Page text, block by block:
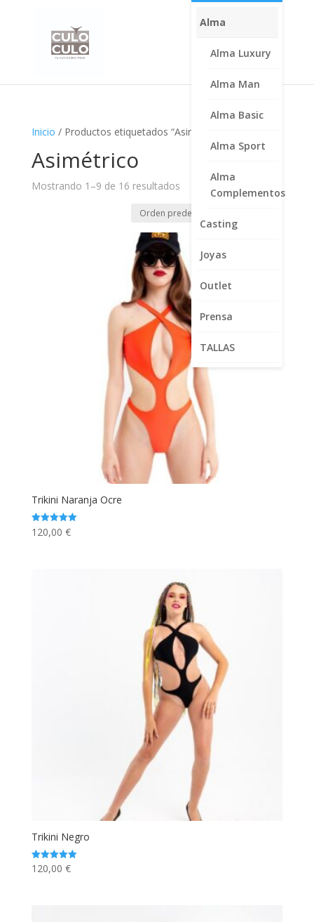
Alma
Alma Luxury
Alma Man
Alma Basic
Alma Sport
Alma
Complementos
Casting
Joyas
Outlet
Prensa
TALLAS
Inicio / Productos etiquetados “Asimétrico”
Asimétrico
Mostrando 1–9 de 16 resultados
Trikini Naranja Ocre
Valorado
con
120,00 €
Trikini Negro
Valorado
con
120,00 €